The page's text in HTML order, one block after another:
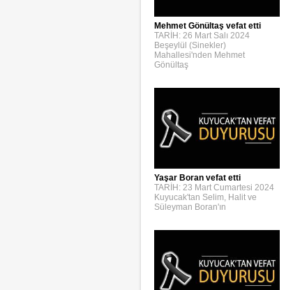
Mehmet Gönültaş vefat etti
TARİH: 26 Mart Salı 2024
Beşeylül (Sinekler)
Mahallesi'nden Mehmet
Gönültaş
Yaşar Boran vefat etti
TARİH: 23 Mart Cumartesi 2024
Kuyucak'tan Selim, Halit ve
Süleyman Boran'ın